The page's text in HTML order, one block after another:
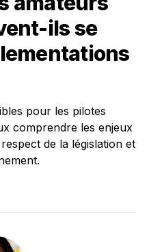
ils se
pour les pilotes
comprendre les enjeux
de la législation et